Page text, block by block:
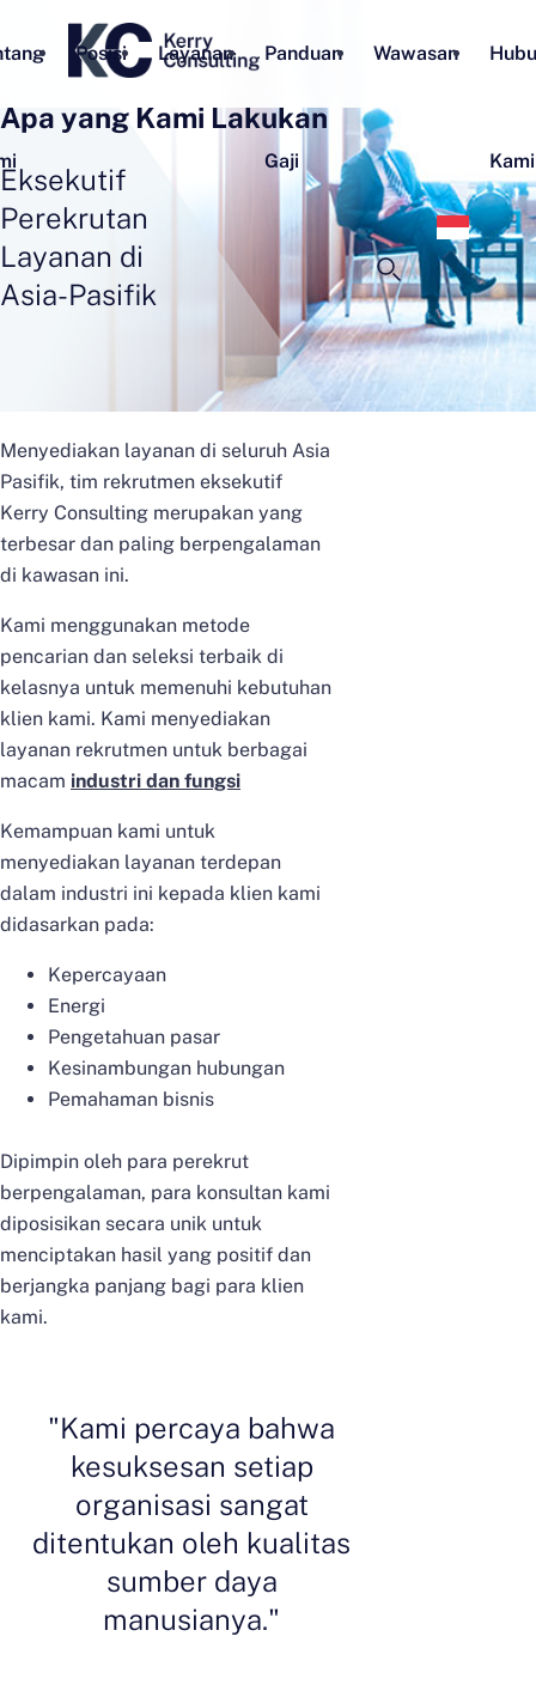
Posisi Layanan Panduan
Gaji
Wawasan
Kami
Apa yang Kami Lakukan
Eksekutif
Perekrutan
Layanan di
Asia-Pasifik
Menyediakan layanan di seluruh Asia
Pasifik, tim rekrutmen eksekutif
Kerry Consulting merupakan yang
terbesar dan paling berpengalaman
di kawasan ini.
Kami menggunakan metode
pencarian dan seleksi terbaik di
kelasnya untuk memenuhi kebutuhan
klien kami. Kami menyediakan
layanan rekrutmen untuk berbagai
macam industri dan fungsi
Kemampuan kami untuk
menyediakan layanan terdepan
dalam industri ini kepada klien kami
didasarkan pada:
Kepercayaan
Energi
Pengetahuan pasar
Kesinambungan hubungan
Pemahaman bisnis
Dipimpin oleh para perekrut
berpengalaman, para konsultan kami
diposisikan secara unik untuk
menciptakan hasil yang positif dan
berjangka panjang bagi para klien
kami.
"Kami percaya bahwa
kesuksesan setiap
organisasi sangat
ditentukan oleh kualitas
sumber daya
manusianya."